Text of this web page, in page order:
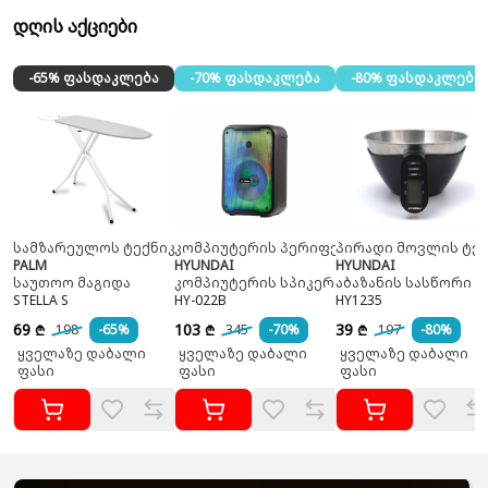
დღის აქციები
-65% ფასდაკლება
სამზარეულოს ტექნიკა
PALM
საუთოო მაგიდა
STELLA S
69 ₾ 198
-65%
ყველაზე დაბალი
ფასი
-70% ფასდაკლება
კომპიუტერის პერიფერია
HYUNDAI
კომპიუტერის სპიკერი
HY-022B
103 ₾ 345
-70%
ყველაზე დაბალი
ფასი
-80% ფასდაკლება
პირადი მოვლის
HYUNDAI
აბაზანის სასწორი
HY1235
39 ₾ 197
-80%
ყველაზე დაბალი
ფასი